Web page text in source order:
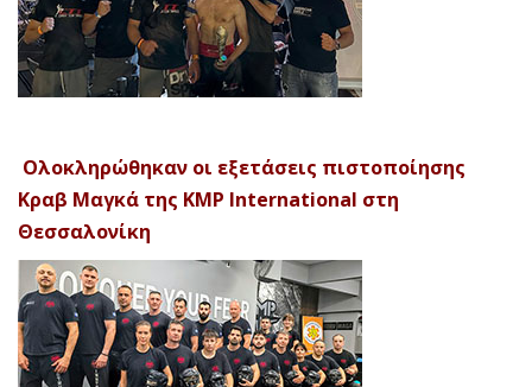
Ολοκληρώθηκαν οι εξετάσεις πιστοποίησης
Κραβ Μαγκά της KMP International στη
Θεσσαλονίκη